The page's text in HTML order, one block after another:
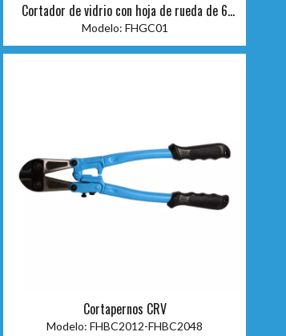
Cortador de vidrio con hoja de rueda de 6
piezas
Modelo: FHGC01
Cortapernos CRV
Modelo: FHBC2012-FHBC2048